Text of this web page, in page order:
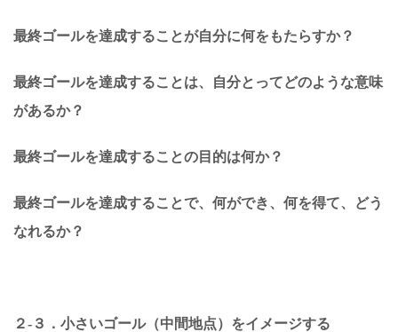
最終ゴールを達成することが自分に何をもたらすか？
最終ゴールを達成することは、自分とってどのような意味
があるか？
最終ゴールを達成することの目的は何か？
最終ゴールを達成することで、何ができ、何を得て、どう
なれるか？
２-３．小さいゴール（中間地点）をイメージする